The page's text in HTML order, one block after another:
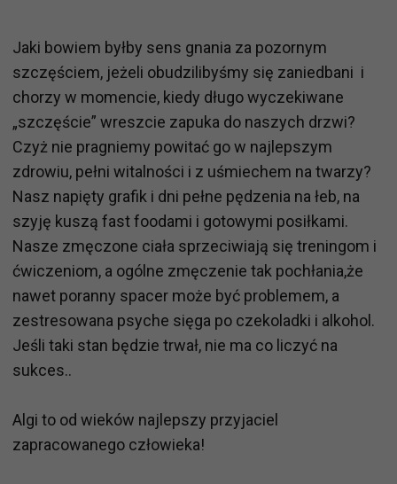
Jaki bowiem byłby sens gnania za pozornym
szczęściem, jeżeli obudzilibyśmy się zaniedbani i
chorzy w momencie, kiedy długo wyczekiwane
„szczęście” wreszcie zapuka do naszych drzwi?
Czyż nie pragniemy powitać go w najlepszym
zdrowiu, pełni witalności i z uśmiechem na twarzy?
Nasz napięty grafik i dni pełne pędzenia na łeb, na
szyję kuszą fast foodami i gotowymi posiłkami.
Nasze zmęczone ciała sprzeciwiają się treningom i
ćwiczeniom, a ogólne zmęczenie tak pochłania,że
nawet poranny spacer może być problemem, a
zestresowana psyche sięga po czekoladki i alkohol.
Jeśli taki stan będzie trwał, nie ma co liczyć na
sukces..
Algi to od wieków najlepszy przyjaciel
zapracowanego człowieka!